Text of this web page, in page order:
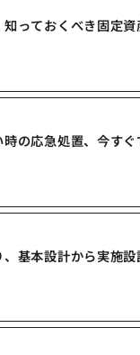
っておくべき固定
の応急処置、今す
基本設計から実施